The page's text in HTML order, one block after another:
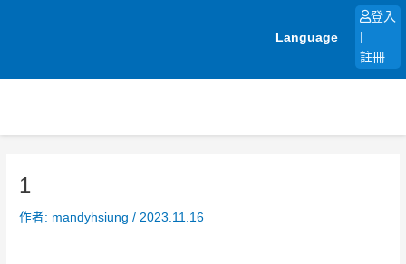
Language
登入
註冊
1
作者: mandyhsiung/ 2023.11.16